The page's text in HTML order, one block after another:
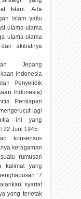
Islam. Ada
Islam yaitu
ulama-ulama
ulama-ulama
akibatnya
Jepang
Indonesia
Penyelidik
Indonesia)
Persiapan
lagi
ini yang
22 Juni 1945.
konsensus
keragaman
rumusan
kalimat yang
“7
syariat
yang terletak